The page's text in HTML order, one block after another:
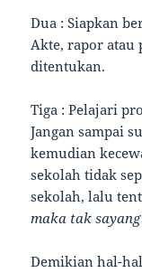
Dua : Siapkan
Akte, rapor atau
ditentukan.
Tiga : Pelajari
Jangan sampai
kemudian
sekolah tidak
sekolah, lalu
maka tak
Demikian hal-